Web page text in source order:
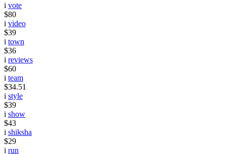
i vote
$80
i video
$39
i town
$36
i reviews
$60
i team
$34.51
i style
$39
i show
$43
i shiksha
$29
i run